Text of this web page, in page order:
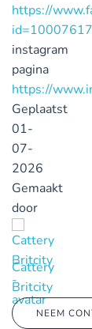
https://
id=10007617
instagram
pagina
https://
Geplaatst
01-
07-
2026
Gemaakt
door
Cattery
Britcity
NEEM